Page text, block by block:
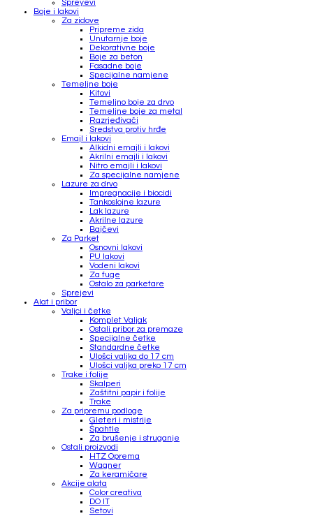
Spreyevi
Boje i lakovi
Za zidove
Pripreme zida
Unutarnje boje
Dekorativne boje
Boje za beton
Fasadne boje
Specijalne namjene
Temeljne boje
Kitovi
Temeljno boje za drvo
Temeljne boje za metal
Razrjeđivači
Sredstva protiv hrđe
Emajl i lakovi
Alkidni emajli i lakovi
Akrilni emajli i lakovi
Nitro emajli i lakovi
Za specijalne namjene
Lazure za drvo
Impregnacije i biocidi
Tankoslojne lazure
Lak lazure
Akrilne lazure
Bajčevi
Za Parket
Osnovni lakovi
PU lakovi
Vodeni lakovi
Za fuge
Ostalo za parketare
Sprejevi
Alat i pribor
Valjci i četke
Komplet Valjak
Ostali pribor za premaze
Specijalne četke
Standardne četke
Ulošci valjka do 17 cm
Ulošci valjka preko 17 cm
Trake i folije
Skalperi
Zaštitni papir i folije
Trake
Za pripremu podloge
Gleteri i mistrije
Špahtle
Za brušenje i struganje
Ostali proizvodi
HTZ Oprema
Wagner
Za keramičare
Akcije alata
Color creativa
DO IT
Setovi